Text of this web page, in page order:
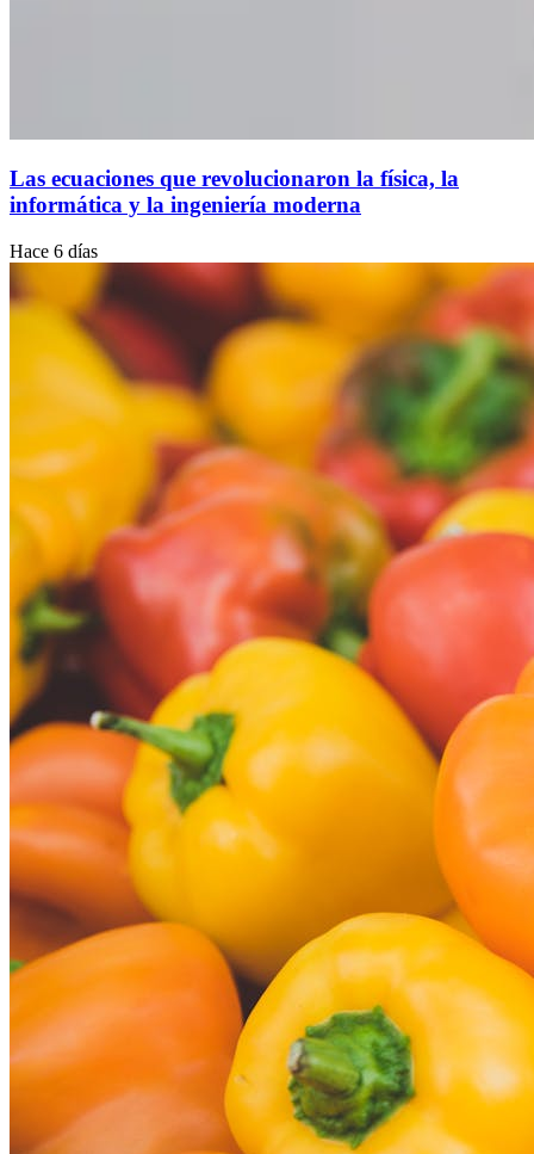
Las ecuaciones que revolucionaron la física, la
informática y la ingeniería moderna
Hace 6 días